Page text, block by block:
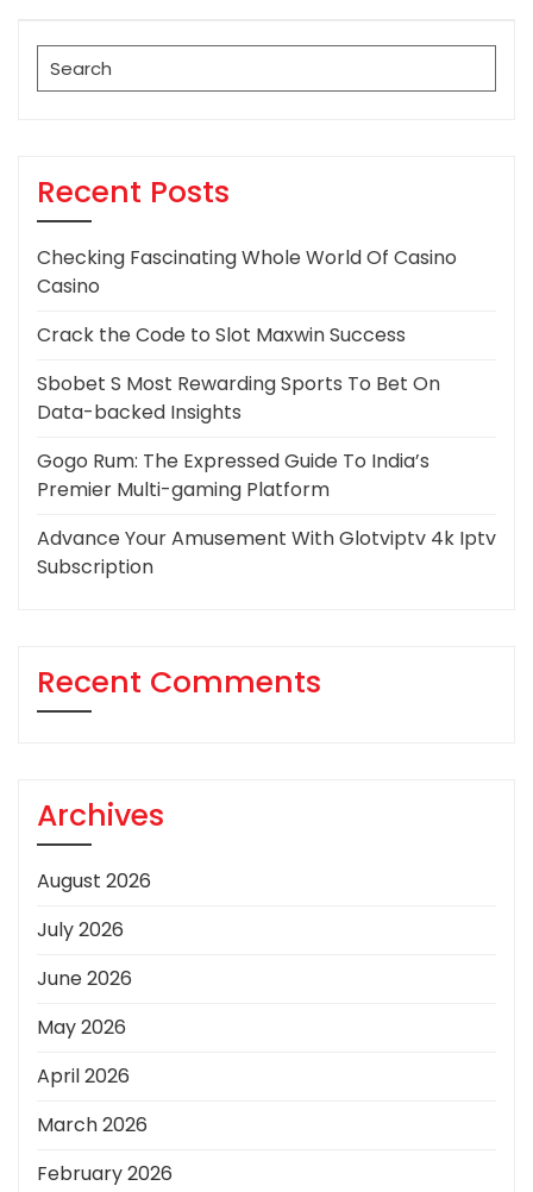
Search
for:
Recent Posts
Checking Fascinating Whole World Of Casino
Casino
Crack the Code to Slot Maxwin Success
Sbobet S Most Rewarding Sports To Bet On
Data-backed Insights
Gogo Rum: The Expressed Guide To India’s
Premier Multi-gaming Platform
Advance Your Amusement With Glotviptv 4k Iptv
Subscription
Recent Comments
Archives
August 2026
July 2026
June 2026
May 2026
April 2026
March 2026
February 2026